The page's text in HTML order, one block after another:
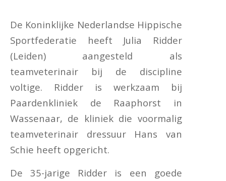
De Koninklijke Nederlandse Hippische
Sportfederatie heeft Julia Ridder
(Leiden) aangesteld als
teamveterinair bij de discipline
voltige. Ridder is werkzaam bij
Paardenkliniek de Raaphorst in
Wassenaar, de kliniek die voormalig
teamveterinair dressuur Hans van
Schie heeft opgericht.
De 35-jarige Ridder is een goede